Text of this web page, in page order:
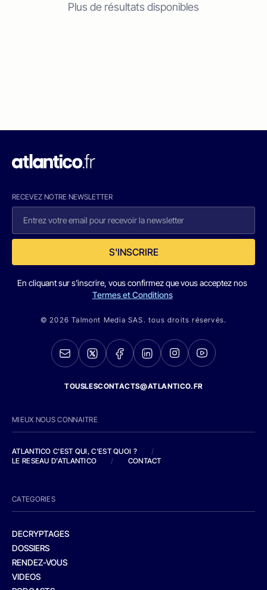
Plus de résultats disponibles
RECEVEZ NOTRE NEWSLETTER
S'INSCRIRE
En cliquant sur s'inscrire, vous confirmez que vous acceptez nos
Termes et Conditions
© 2026 Talmont Media SAS. tous droits réservés.
TOUSLESCONTACTS@ATLANTICO.FR
MIEUX NOUS CONNAITRE
ATLANTICO C'EST QUI, C'EST QUOI ?
/
LE RESEAU D'ATLANTICO
/ CONTACT
CATEGORIES
DECRYPTAGES
DOSSIERS
RENDEZ-VOUS
VIDEOS